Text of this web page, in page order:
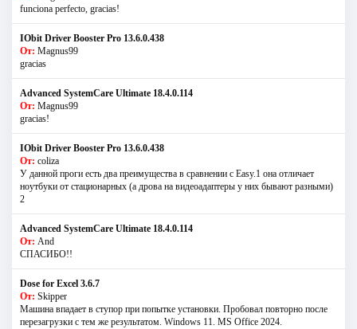
funciona perfecto, gracias!
IObit Driver Booster Pro 13.6.0.438
От: Magnus99
gracias
Advanced SystemCare Ultimate 18.4.0.114
От: Magnus99
gracias!
IObit Driver Booster Pro 13.6.0.438
От: coliza
У данной проги есть два преимущества в сравнении с Easy.1 она отличает
ноутбуки от стационарных (а дрова на видеоадаптеры у них бывают разными)
2
Advanced SystemCare Ultimate 18.4.0.114
От: And
СПАСИБО!!
Dose for Excel 3.6.7
От: Skipper
Машина впадает в ступор при попытке установки. Пробовал повторно после
перезагрузки с тем же результатом. Windows 11. MS Offiсe 2024.